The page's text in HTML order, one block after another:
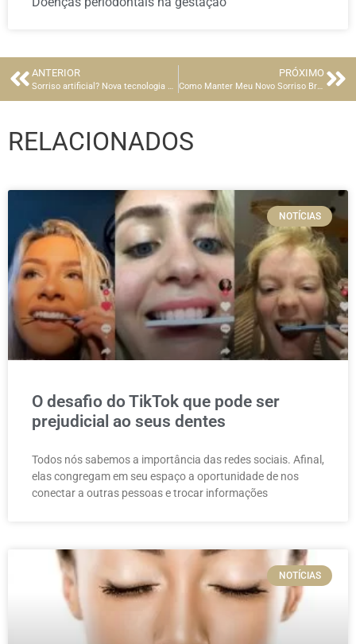
ANTERIOR PRÓXIMO
Como Manter Meu Novo Sorriso Branco?
RELACIONADOS
NOTÍCIAS
O desafio do TikTok que pode ser
prejudicial ao seus dentes
Todos nós sabemos a importância das redes sociais. Afinal,
elas congregam em seu espaço a oportunidade de nos
conectar a outras pessoas e trocar informações
NOTÍCIAS